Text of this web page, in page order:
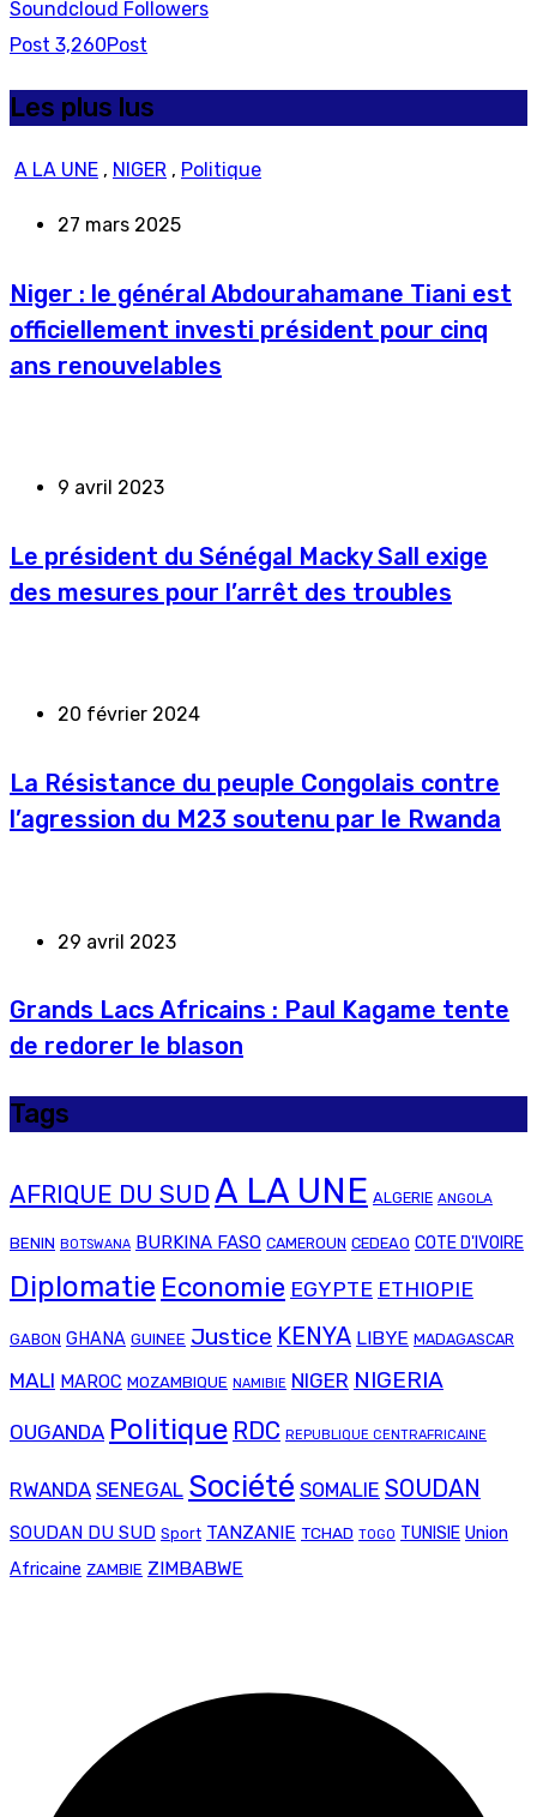
Soundcloud Followers
Post 3,260Post
Les plus lus
A LA UNE , NIGER , Politique
27 mars 2025
Niger : le général Abdourahamane Tiani est
officiellement investi président pour cinq
ans renouvelables
9 avril 2023
Le président du Sénégal Macky Sall exige
des mesures pour l’arrêt des troubles
20 février 2024
La Résistance du peuple Congolais contre
l’agression du M23 soutenu par le Rwanda
29 avril 2023
Grands Lacs Africains : Paul Kagame tente
de redorer le blason
Tags
AFRIQUE DU SUD A LA UNE ALGERIE ANGOLA
BENIN BOTSWANA BURKINA FASO CAMEROUN CEDEAO COTE D'IVOIRE
Diplomatie Economie EGYPTE ETHIOPIE
GABON GHANA GUINEE Justice KENYA LIBYE MADAGASCAR
MALI MAROC MOZAMBIQUE NAMIBIE NIGER NIGERIA
OUGANDA Politique RDC REPUBLIQUE CENTRAFRICAINE
RWANDA SENEGAL Société SOMALIE SOUDAN
SOUDAN DU SUD Sport TANZANIE TCHAD TOGO TUNISIE Union
Africaine ZAMBIE ZIMBABWE